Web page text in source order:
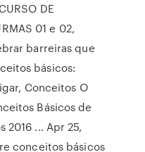
DE
01 e 02,
barreiras que
básicos:
Conceitos O
Básicos de
2016 ... Apr 25,
conceitos básicos